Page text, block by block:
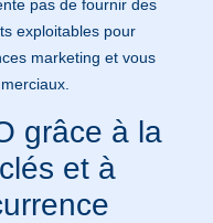
pas de fournir des
exploitables pour
marketing et vous
grâce à la
et à